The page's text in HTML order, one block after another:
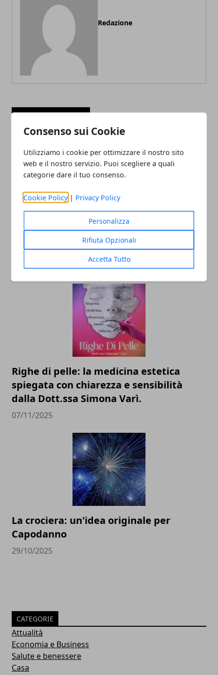
Consenso sui Cookie
Utilizziamo i cookie per ottimizzare il nostro sito
web e il nostro servizio. Puoi scegliere a quali
categorie dare il tuo consenso.
Cookie Policy | Privacy Policy
Personalizza
Rifiuta Opzionali
Accetta Tutto
Redazione
ARTICOLI CORRELATI
Il professor Nuzzolese, a Torino come a
Bari: scienza e diritti umani nel nome
dell’identità perduta
20/11/2025
Righe di pelle: la medicina estetica
spiegata con chiarezza e sensibilità
dalla Dott.ssa Simona Varì.
07/11/2025
La crociera: un'idea originale per
Capodanno
29/10/2025
CATEGORIE
Attualità
Economia e Business
Salute e benessere
Casa